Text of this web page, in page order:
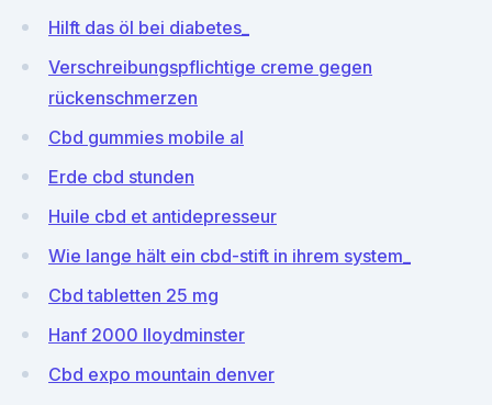
Hilft das öl bei diabetes_
Verschreibungspflichtige creme gegen
rückenschmerzen
Cbd gummies mobile al
Erde cbd stunden
Huile cbd et antidepresseur
Wie lange hält ein cbd-stift in ihrem system_
Cbd tabletten 25 mg
Hanf 2000 lloydminster
Cbd expo mountain denver